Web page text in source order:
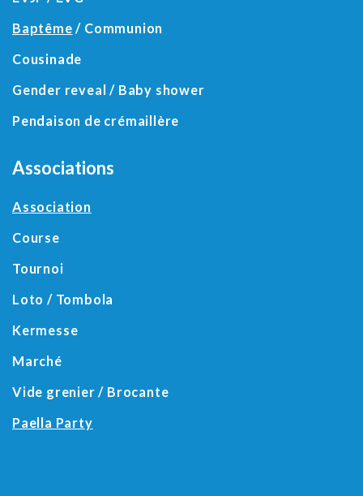
Baptême / Communion
Cousinade
Gender reveal / Baby shower
Pendaison de crémaillère
Associations
Association
Course
Tournoi
Loto / Tombola
Kermesse
Marché
Vide grenier / Brocante
Paella Party